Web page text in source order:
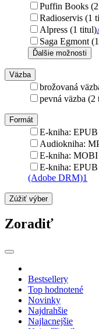
Puffin Books
Radioservis (1
Alpress (1 titul)
Saga Egmont
Ďalšie možnosti
Väzba
brožovaná
pevná väzba (2
Formát
E-kniha:
Audiokniha:
E-kniha:
E-kniha:
(Adobe DRM)1
Zúžiť výber
Zoradiť
Bestsellery
Top hodnotené
Novinky
Najdrahšie
Najlacnejšie